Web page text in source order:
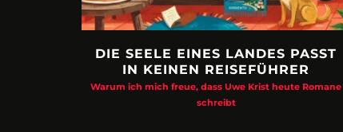
DIE SEELE EINES LANDES PASST
IN KEINEN REISEFÜHRER
Warum ich mich freue, dass Uwe Krist heute Romane
schreibt